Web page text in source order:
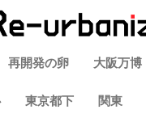
再開発の卵 大阪万博
東京都下 関東